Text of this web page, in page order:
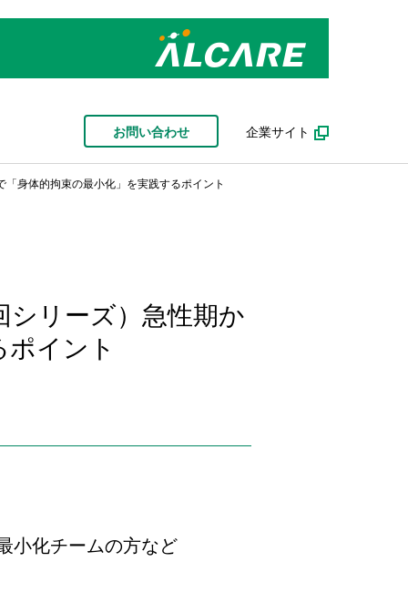
お問い合わせ 企業サイト
身体的拘束の最小化」を実践するポイント
リーズ）急性期か
イント
小化チームの方など